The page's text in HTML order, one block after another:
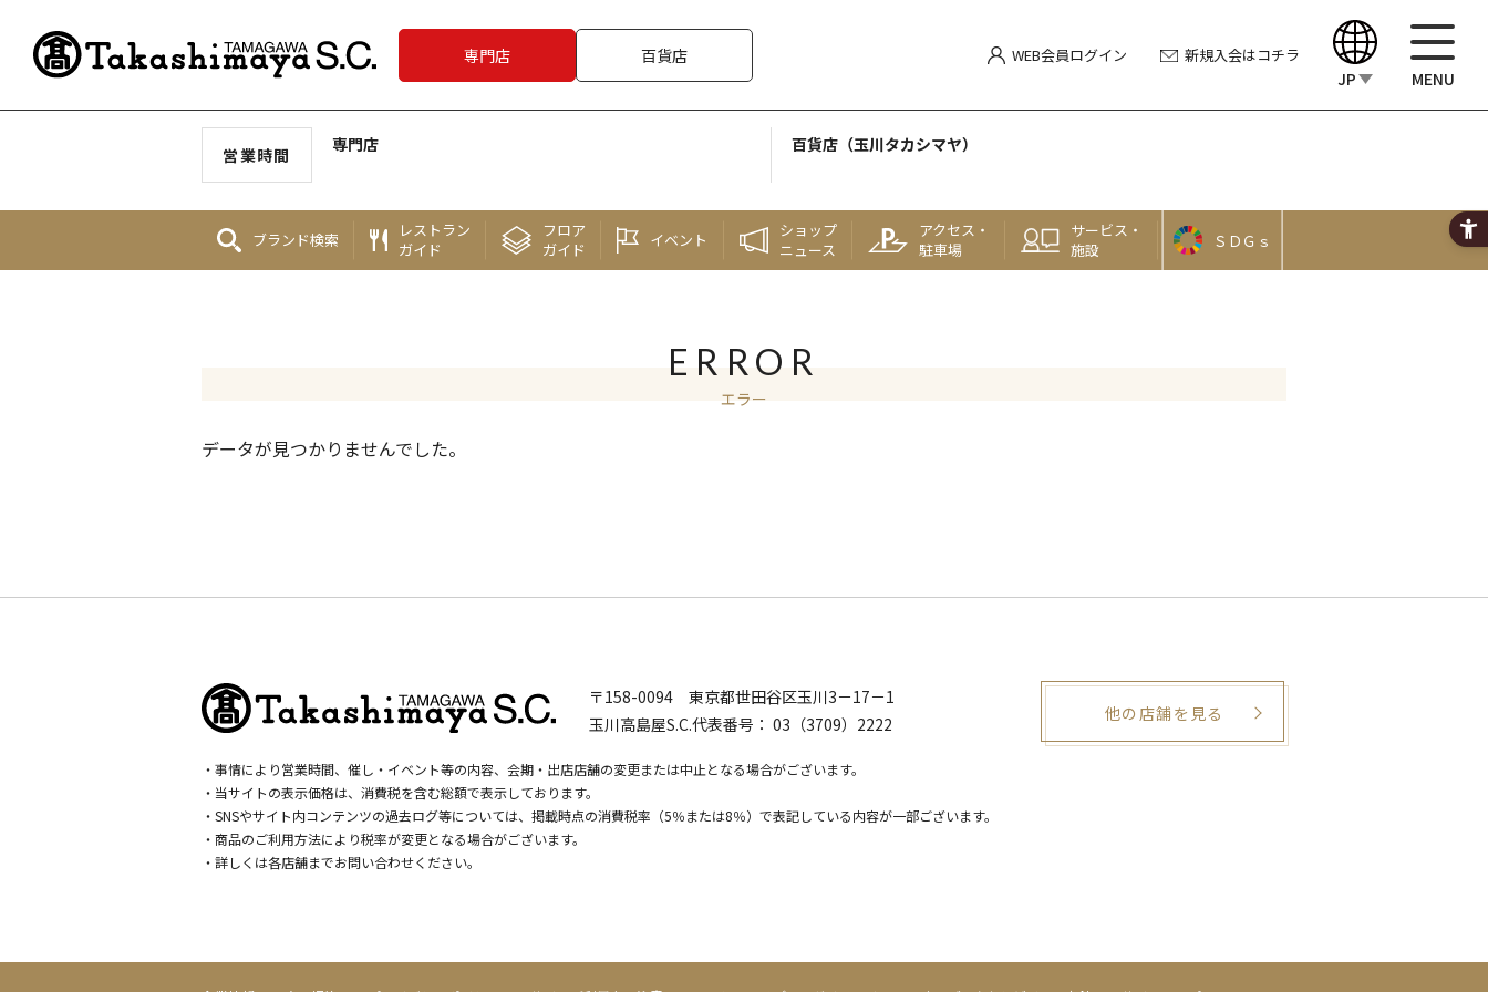
専門店 百貨店 WEB会員ログイン 新規入会はコチラ
JP MENU
営業時間 専門店 百貨店（玉川タカシマヤ）
ブランド検索
レストラン
ガイド
フロア
ガイド
イベント
ショップ
ニュース
アクセス・
駐車場
サービス・
施設
ＳＤＧｓ
ERROR
エラー
データが見つかりませんでした。
〒158-0094 東京都世田谷区玉川3－17－1
玉川高島屋S.C.代表番号： 03（3709）2222 他の店舗を見る
・事情により営業時間、催し・イベント等の内容、会期・出店店舗の変更または中止となる場合がございます。
・当サイトの表示価格は、消費税を含む総額で表示しております。
・SNSやサイト内コンテンツの過去ログ等については、掲載時点の消費税率（5％または8％）で表記している内容が一部ございます。
・商品のご利用方法により税率が変更となる場合がございます。
・詳しくは各店舗までお問い合わせください。